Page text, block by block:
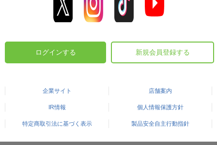
ログインする 新規会員登録する
企業サイト 店舗案内
IR情報 個人情報保護方針
特定商取引法に基づく表示 製品安全自主行動指針